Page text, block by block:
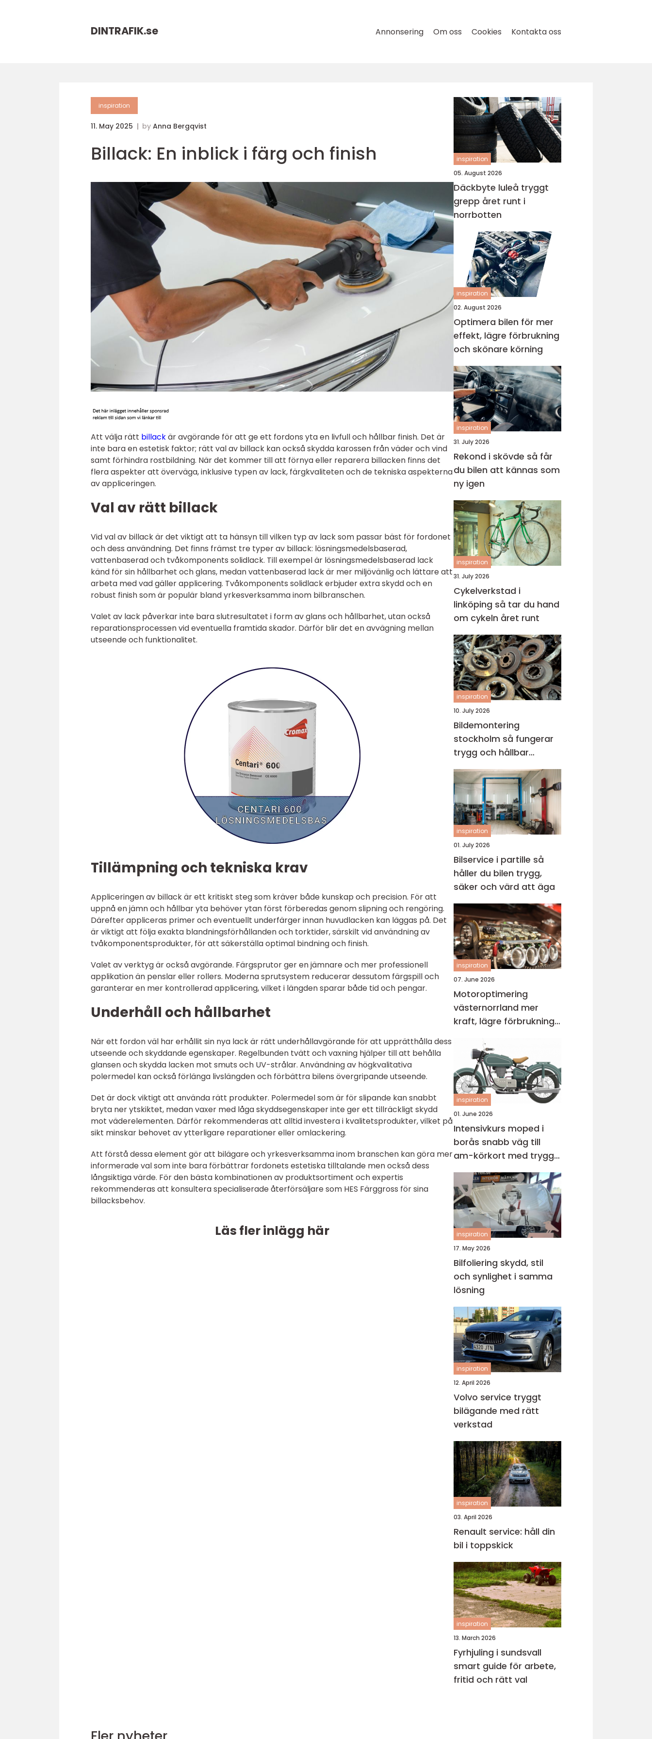
DINTRAFIK.se Annonsering Om oss Cookies Kontakta oss
inspiration
11. May 2025 by Anna Bergqvist
Billack: En inblick i färg och finish
Att välja rätt billackär avgörande för att ge ett fordons yta en livfull och hållbar finish. Det är
inte bara en estetisk faktor; rätt val av billack kan också skydda karossen från väder och vind
samt förhindra rostbildning. När det kommer till att förnya eller reparera billacken finns det
flera aspekter att överväga, inklusive typen av lack, färgkvaliteten och de tekniska aspekterna
av appliceringen.
Val av rätt billack
Vid val av billack är det viktigt att ta hänsyn till vilken typ av lack som passar bäst för fordonet
och dess användning. Det finns främst tre typer av billack: lösningsmedelsbaserad,
vattenbaserad och tvåkomponents solidlack. Till exempel är lösningsmedelsbaserad lack
känd för sin hållbarhet och glans, medan vattenbaserad lack är mer miljövänlig och lättare att
arbeta med vad gäller applicering. Tvåkomponents solidlack erbjuder extra skydd och en
robust finish som är populär bland yrkesverksamma inom bilbranschen.
Valet av lack påverkar inte bara slutresultatet i form av glans och hållbarhet, utan också
reparationsprocessen vid eventuella framtida skador. Därför blir det en avvägning mellan
utseende och funktionalitet.
Tillämpning och tekniska krav
Appliceringen av billack är ett kritiskt steg som kräver både kunskap och precision. För att
uppnå en jämn och hållbar yta behöver ytan först förberedas genom slipning och rengöring.
Därefter appliceras primer och eventuellt underfärger innan huvudlacken kan läggas på. Det
är viktigt att följa exakta blandningsförhållanden och torktider, särskilt vid användning av
tvåkomponentsprodukter, för att säkerställa optimal bindning och finish.
Valet av verktyg är också avgörande. Färgsprutor ger en jämnare och mer professionell
applikation än penslar eller rollers. Moderna sprutsystem reducerar dessutom färgspill och
garanterar en mer kontrollerad applicering, vilket i längden sparar både tid och pengar.
Underhåll och hållbarhet
När ett fordon väl har erhållit sin nya lack är rätt underhållavgörande för att upprätthålla dess
utseende och skyddande egenskaper. Regelbunden tvätt och vaxning hjälper till att behålla
glansen och skydda lacken mot smuts och UV-strålar. Användning av högkvalitativa
polermedel kan också förlänga livslängden och förbättra bilens övergripande utseende.
Det är dock viktigt att använda rätt produkter. Polermedel som är för slipande kan snabbt
bryta ner ytskiktet, medan vaxer med låga skyddsegenskaper inte ger ett tillräckligt skydd
mot väderelementen. Därför rekommenderas att alltid investera i kvalitetsprodukter, vilket på
sikt minskar behovet av ytterligare reparationer eller omlackering.
Att förstå dessa element gör att bilägare och yrkesverksamma inom branschen kan göra mer
informerade val som inte bara förbättrar fordonets estetiska tilltalande men också dess
långsiktiga värde. För den bästa kombinationen av produktsortiment och expertis
rekommenderas att konsultera specialiserade återförsäljare som HES Färggross för sina
billacksbehov.
Läs fler inlägg här
inspiration
05. August 2026
Däckbyte luleå tryggt
grepp året runt i
norrbotten
inspiration
02. August 2026
Optimera bilen för mer
effekt, lägre förbrukning
och skönare körning
inspiration
31. July 2026
Rekond i skövde så får
du bilen att kännas som
ny igen
inspiration
31. July 2026
Cykelverkstad i
linköping så tar du hand
om cykeln året runt
inspiration
10. July 2026
Bildemontering
stockholm så fungerar
trygg och hållbar
bilskrotning
inspiration
01. July 2026
Bilservice i partille så
håller du bilen trygg,
säker och värd att äga
inspiration
07. June 2026
Motoroptimering
västernorrland mer
kraft, lägre förbrukning
inspiration
01. June 2026
Intensivkurs moped i
borås snabb väg till
am-körkort med trygg
grund
inspiration
17. May 2026
Bilfoliering skydd, stil
och synlighet i samma
lösning
inspiration
12. April 2026
Volvo service tryggt
bilägande med rätt
verkstad
inspiration
03. April 2026
Renault service: håll din
bil i toppskick
inspiration
13. March 2026
Fyrhjuling i sundsvall
smart guide för arbete,
fritid och rätt val